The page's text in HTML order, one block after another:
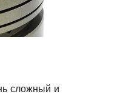
сложный и